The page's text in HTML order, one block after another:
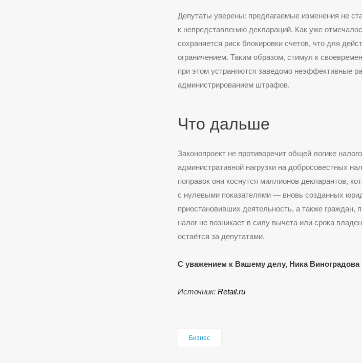
Депутаты уверены: предлагаемые изменения не
к непредставлению деклараций. Как уже
сохраняется риск блокировки счетов, что для
ограничением. Таким образом, стимул к
при этом устраняются заведомо неэффективные
администрированием штрафов.
Что дальше
Законопроект не противоречит общей логике
административной нагрузки на добросовестных
поправок они коснутся миллионов декларантов,
с нулевыми показателями — вновь созданных
приостановивших деятельность, а также
налог не возникает в силу вычета или срока
остаётся за депутатами.
С уважением к Вашему делу, Ника Виноградова
Источник: Retail.ru
Бизнес